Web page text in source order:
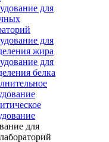
для
для
жира
для
белка